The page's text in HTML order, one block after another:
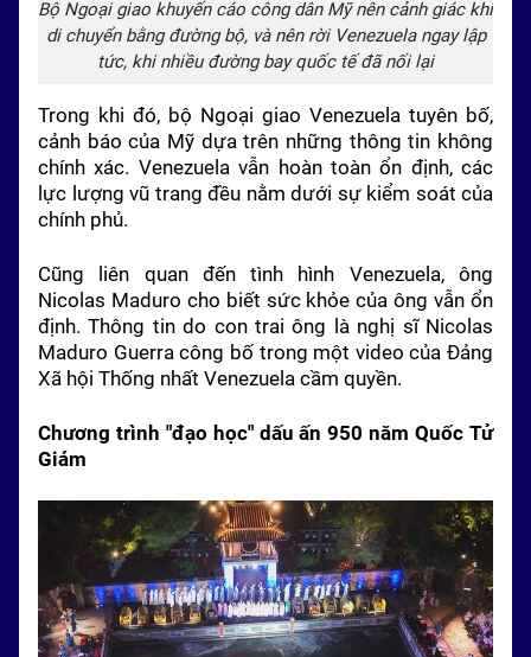
Bộ Ngoại giao khuyến cáo công dân Mỹ nên cảnh giác khi
di chuyển bằng đường bộ, và nên rời Venezuela ngay lập
tức, khi nhiều đường bay quốc tế đã nối lại
Trong khi đó, bộ Ngoại giao Venezuela tuyên bố,
cảnh báo của Mỹ dựa trên những thông tin không
chính xác. Venezuela vẫn hoàn toàn ổn định, các
lực lượng vũ trang đều nằm dưới sự kiểm soát của
chính phủ.
Cũng liên quan đến tình hình Venezuela, ông
Nicolas Maduro cho biết sức khỏe của ông vẫn ổn
định. Thông tin do con trai ông là nghị sĩ Nicolas
Maduro Guerra công bố trong một video của Đảng
Xã hội Thống nhất Venezuela cầm quyền.
Chương trình "đạo học" dấu ấn 950 năm Quốc Tử
Giám